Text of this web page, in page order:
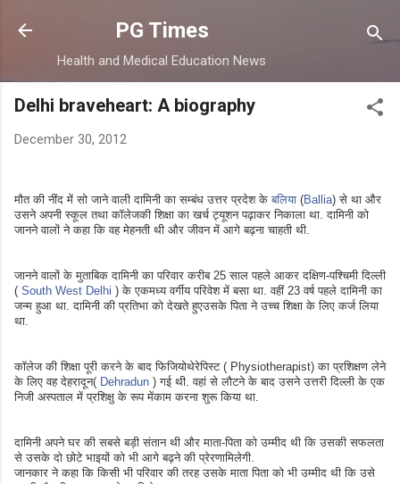
Skip to main content
PG Times
Health and Medical Education News
Delhi braveheart: A biography
December 30, 2012
मौत की नींद में सो जाने वाली दामिनी का सम्बंध उत्तर प्रदेश के बलिया (Ballia) से था और
उसने अपनी स्कूल तथा कॉलेजकी शिक्षा का खर्च ट्यूशन पढ़ाकर निकाला था. दामिनी को
जानने वालों ने कहा कि वह मेहनती थी और जीवन में आगे बढ़ना चाहती थी.
जानने वालों के मुताबिक दामिनी का परिवार करीब 25 साल पहले आकर दक्षिण-पश्चिमी दिल्ली
( South West Delhi ) के एकमध्य वर्गीय परिवेश में बसा था. वहीं 23 वर्ष पहले दामिनी का
जन्म हुआ था. दामिनी की प्रतिभा को देखते हुएउसके पिता ने उच्च शिक्षा के लिए कर्ज लिया
था.
कॉलेज की शिक्षा पूरी करने के बाद फिजियोथेरेपिस्ट ( Physiotherapist)­ का प्रशिक्षण लेने
के लिए वह देहरादून( Dehradun ) गई थी. वहां से लौटने के बाद उसने उत्तरी दिल्ली के एक
निजी अस्पताल में प्रशिक्षु के रूप मेंकाम करना शुरू किया था.
दामिनी अपने घर की सबसे बड़ी संतान थी और माता-पिता को उम्मीद थी कि उसकी सफलता
से उसके दो छोटे भाइयों को भी आगे बढ़ने की प्रेरणामिलेगी.
जानकार ने कहा कि किसी भी परिवार की तरह उसके माता पिता को भी उम्मीद थी कि उसे